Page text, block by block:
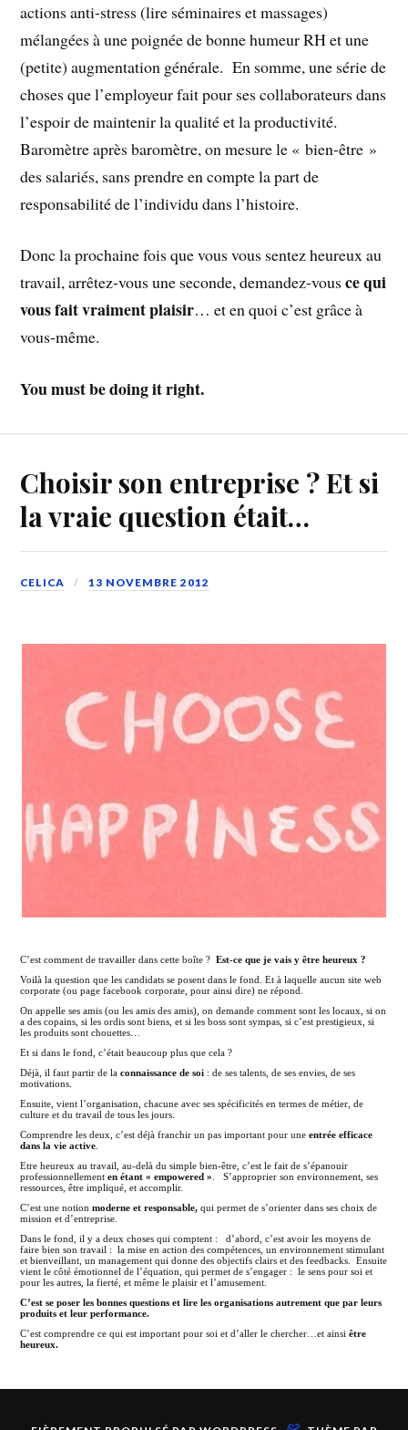
actions anti-stress (lire séminaires et massages)
mélangées à une poignée de bonne humeur RH et une
(petite) augmentation générale. En somme, une série de
choses que l’employeur fait pour ses collaborateurs dans
l’espoir de maintenir la qualité et la productivité.
Baromètre après baromètre, on mesure le « bien-être »
des salariés, sans prendre en compte la part de
responsabilité de l’individu dans l’histoire.
Donc la prochaine fois que vous vous sentez heureux au
travail, arrêtez-vous une seconde, demandez-vousce qui
vous fait vraiment plaisir… et en quoi c’est grâce à
vous-même.
You must be doing it right.
Choisir son entreprise ? Et si
la vraie question était…
CELICA 13 NOVEMBRE 2012
C’est comment de travailler dans cette boîte ? Est-ce que je vais y être heureux ?
Voilà la question que les candidats se posent dans le fond. Et à laquelle aucun site web
corporate (ou page facebook corporate, pour ainsi dire) ne répond.
On appelle ses amis (ou les amis des amis), on demande comment sont les locaux, si on
a des copains, si les ordis sont biens, et si les boss sont sympas, si c’est prestigieux, si
les produits sont chouettes…
Et si dans le fond, c’était beaucoup plus que cela ?
Déjà, il faut partir de laconnaissance de soi : de ses talents, de ses envies, de ses
motivations.
Ensuite, vient l’organisation, chacune avec ses spécificités en termes de métier, de
culture et du travail de tous les jours.
Comprendre les deux, c’est déjà franchir un pas important pour uneentrée efficace
dans la vie active
Etre heureux au travail, au-delà du simple bien-être, c’est le fait de s’épanouir
professionnellementen étant « empowered »
. S’approprier son environnement, ses
ressources, être impliqué, et accomplir.
C’est une notionmoderne et responsable, qui permet de s’orienter dans ses choix de
mission et d’entreprise.
Dans le fond, il y a deux choses qui comptent : d’abord, c’est avoir les moyens de
faire bien son travail : la mise en action des compétences, un environnement stimulant
et bienveillant, un management qui donne des objectifs clairs et des feedbacks. Ensuite
vient le côté émotionnel de l’équation, qui permet de s’engager : le sens pour soi et
pour les autres, la fierté, et même le plaisir et l’amusement.
C’est se poser les bonnes questions et lire les organisations autrement que par leurs
produits et leur performance.
C’est comprendre ce qui est important pour soi et d’aller le chercher…et ainsiêtre
heureux.